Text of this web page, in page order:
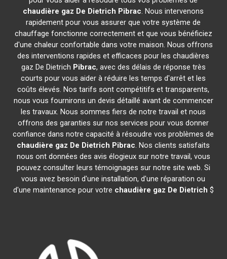
chaudière gaz De Dietrich Pibrac. Nous intervenons
rapidement pour vous assurer que votre système de
chauffage fonctionne correctement et que vous bénéficiez
d'une chaleur confortable dans votre maison. Nous offrons
des interventions rapides et efficaces pour les chaudières
gaz De Dietrich Pibrac, avec des délais de réponse très
courts pour vous aider à réduire les temps d'arrêt et les
coûts élevés. Nos tarifs sont compétitifs et transparents,
nous vous fournirons un devis détaillé avant de commencer
les travaux. Nous sommes fiers de notre travail et nous
offrons des garanties sur nos services pour vous donner
confiance dans notre capacité à résoudre vos problèmes de
chaudière gaz De Dietrich Pibrac. Nos clients satisfaits
nous ont données des avis élogieux sur notre travail, vous
pouvez consulter leurs témoignages sur notre site web. Si
vous avez besoin d'une installation, d'une réparation ou
d'une maintenance pour votre chaudière gaz De Dietrich $